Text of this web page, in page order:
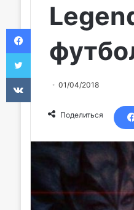
01/04/2018
Поделиться
Twitter